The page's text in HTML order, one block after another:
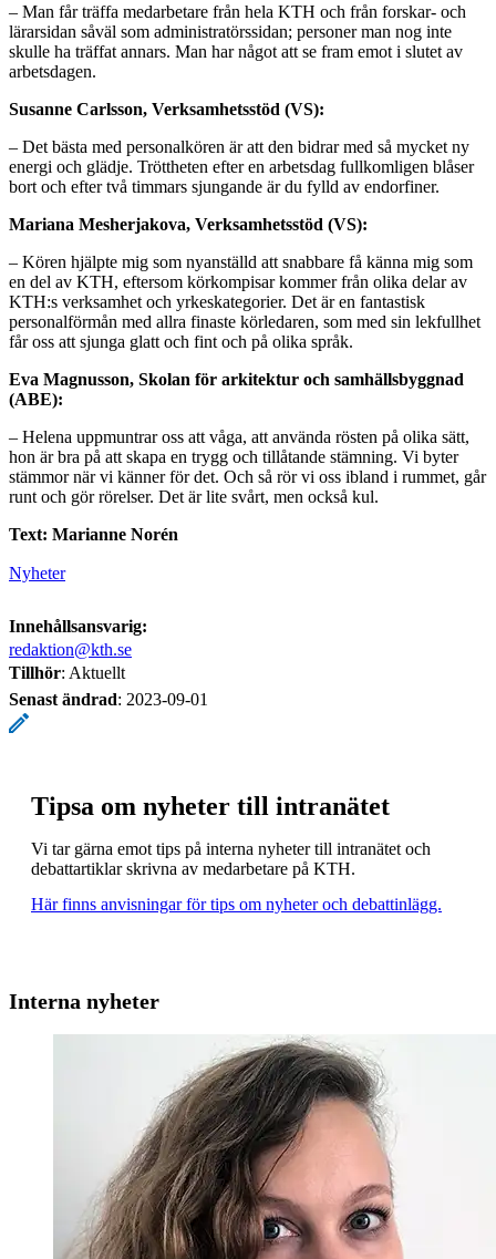
– Man får träffa medarbetare från hela KTH och från forskar- och
lärarsidan såväl som administratörssidan; personer man nog inte
skulle ha träffat annars. Man har något att se fram emot i slutet av
arbetsdagen.
Susanne Carlsson, Verksamhetsstöd (VS):
– Det bästa med personalkören är att den bidrar med så mycket ny
energi och glädje. Tröttheten efter en arbetsdag fullkomligen blåser
bort och efter två timmars sjungande är du fylld av endorfiner.
Mariana Mesherjakova, Verksamhetsstöd (VS):
– Kören hjälpte mig som nyanställd att snabbare få känna mig som
en del av KTH, eftersom körkompisar kommer från olika delar av
KTH:s verksamhet och yrkeskategorier. Det är en fantastisk
personalförmån med allra finaste körledaren, som med sin lekfullhet
får oss att sjunga glatt och fint och på olika språk.
Eva Magnusson, Skolan för arkitektur och samhällsbyggnad
(ABE):
– Helena uppmuntrar oss att våga, att använda rösten på olika sätt,
hon är bra på att skapa en trygg och tillåtande stämning. Vi byter
stämmor när vi känner för det. Och så rör vi oss ibland i rummet, går
runt och gör rörelser. Det är lite svårt, men också kul.
Text: Marianne Norén
Nyheter
Innehållsansvarig:
redaktion@kth.se
Tillhör: Aktuellt
Senast ändrad: 2023-09-01
Tipsa om nyheter till intranätet
Vi tar gärna emot tips på interna nyheter till intranätet och
debattartiklar skrivna av medarbetare på KTH.
Här finns anvisningar för tips om nyheter och debattinlägg.
Interna nyheter